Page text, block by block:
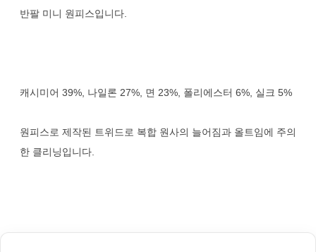
반팔 미니 원피스입니다.
캐시미어 39%, 나일론 27%, 면 23%, 폴리에스터 6%, 실크 5%
원피스로 제작된 트위드로 복합 원사의 늘어짐과 올트임에 주의
한 클리닝입니다.